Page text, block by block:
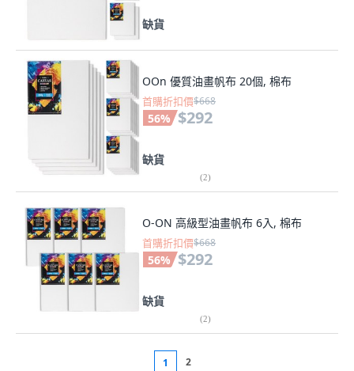
缺貨
OOn 優質油畫帆布 20個, 棉布
首購折扣價$668
56% $292
缺貨
(2)
O-ON 高級型油畫帆布 6入, 棉布
首購折扣價$668
56% $292
缺貨
(2)
1 2